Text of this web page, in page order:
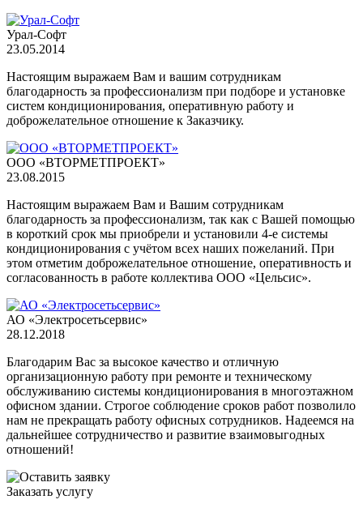
Урал-Софт
23.05.2014
Настоящим выражаем Вам и вашим сотрудникам
благодарность за профессионализм при подборе и установке
систем кондиционирования, оперативную работу и
доброжелательное отношение к Заказчику.
OOO «ВТОРМЕТПРОЕКТ»
23.08.2015
Настоящим выражаем Вам и Вашим сотрудникам
благодарность за профессионализм, так как с Вашей помощью
в короткий срок мы приобрели и установили 4-е системы
кондиционирования с учётом всех наших пожеланий. При
этом отметим доброжелательное отношение, оперативность и
согласованность в работе коллектива ООО «Цельсис».
АО «Электросетьсервис»
28.12.2018
Благодарим Вас за высокое качество и отличную
организационную работу при ремонте и техническому
обслуживанию системы кондиционирования в многоэтажном
офисном здании. Строгое соблюдение сроков работ позволило
нам не прекращать работу офисных сотрудников. Надеемся на
дальнейшее сотрудничество и развитие взаимовыгодных
отношений!
Заказать услугу